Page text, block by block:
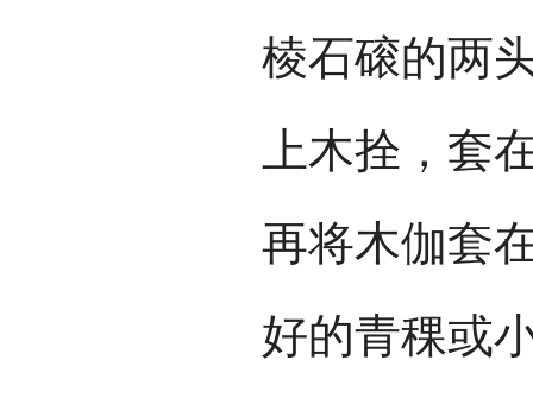
棱石磙的两
上木拴，套
再将木伽套
好的青稞或